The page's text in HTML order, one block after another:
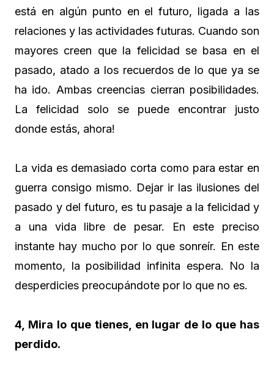
está en algún punto en el futuro, ligada a las
relaciones y las actividades futuras. Cuando son
mayores creen que la felicidad se basa en el
pasado, atado a los recuerdos de lo que ya se
ha ido. Ambas creencias cierran posibilidades.
La felicidad solo se puede encontrar justo
donde estás, ahora!
La vida es demasiado corta como para estar en
guerra consigo mismo. Dejar ir las ilusiones del
pasado y del futuro, es tu pasaje a la felicidad y
a una vida libre de pesar. En este preciso
instante hay mucho por lo que sonreír. En este
momento, la posibilidad infinita espera. No la
desperdicies preocupándote por lo que no es.
4, Mira lo que tienes, en lugar de lo que has
perdido.